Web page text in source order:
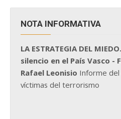
NOTA INFORMATIVA
LA ESTRATEGIA DEL
silencio en el País Vasco -
Rafael Leonisio Informe
víctimas del terrorismo